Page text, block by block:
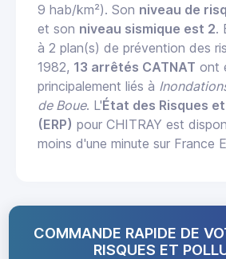
9 hab/km²). Son niveau de
et son niveau sismique est 2.
à 2 plan(s) de prévention des
1982, 13 arrêtés CATNAT ont
principalement liés à
de Boue. L'État des Risques
(ERP) pour CHITRAY est
moins d'une minute sur France
COMMANDE RAPIDE DE
RISQUES ET